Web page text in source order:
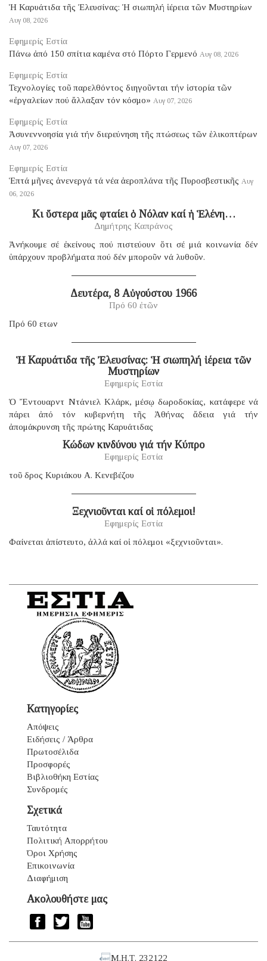
Ἡ Καρυάτιδα τῆς Ἐλευσίνας: Ἡ σιωπηλή ἱέρεια τῶν Μυστηρίων
Αυγ 08, 2026
Εφημερίς Εστία
Πάνω ἀπό 150 σπίτια καμένα στό Πόρτο Γερμενό Αυγ 08, 2026
Εφημερίς Εστία
Τεχνολογίες τοῦ παρελθόντος διηγοῦνται τήν ἱστορία τῶν
«ἐργαλείων πού ἄλλαξαν τόν κόσμο» Αυγ 07, 2026
Εφημερίς Εστία
Ἀσυνεννοησία γιά τήν διερεύνηση τῆς πτώσεως τῶν ἑλικοπτέρων
Αυγ 07, 2026
Εφημερίς Εστία
Ἑπτά μῆνες ἀνενεργά τά νέα ἀεροπλάνα τῆς Πυροσβεστικῆς Αυγ
06, 2026
Κι ὕστερα μᾶς φταίει ὁ Νόλαν καί ἡ Ἑλένη…
Δημήτρης Καπράνος
Ἀνήκουμε σέ ἐκείνους πού πιστεύουν ὅτι σέ μιά κοινωνία δέν
ὑπάρχουν προβλήματα πού δέν μποροῦν νά λυθοῦν.
Δευτέρα, 8 Αὐγούστου 1966
Πρό 60 ἐτῶν
Πρό 60 ετων
Ἡ Καρυάτιδα τῆς Ἐλευσίνας: Ἡ σιωπηλή ἱέρεια τῶν
Μυστηρίων
Εφημερίς Εστία
Ὁ Ἔντουαρντ Ντάνιελ Κλάρκ, μέσῳ δωροδοκίας, κατάφερε νά
πάρει ἀπό τόν κυβερνήτη τῆς Ἀθήνας ἄδεια γιά τήν
ἀπομάκρυνση τῆς πρώτης Καρυάτιδας
Κώδων κινδύνου γιά τήν Κύπρο
Εφημερίς Εστία
τοῦ δρος Κυριάκου Α. Κενεβέζου
Ξεχνιοῦνται καί οἱ πόλεμοι!
Εφημερίς Εστία
Φαίνεται ἀπίστευτο, ἀλλά καί οἱ πόλεμοι «ξεχνιοῦνται».
Κατηγορίες
Απόψεις
Ειδήσεις / Άρθρα
Πρωτοσέλιδα
Προσφορές
Βιβλιοθήκη Εστίας
Συνδρομές
Σχετικά
Ταυτότητα
Πολιτική Απορρήτου
Όροι Χρήσης
Επικοινωνία
Διαφήμιση
Ακολουθήστε μας
Μ.Η.Τ. 232122